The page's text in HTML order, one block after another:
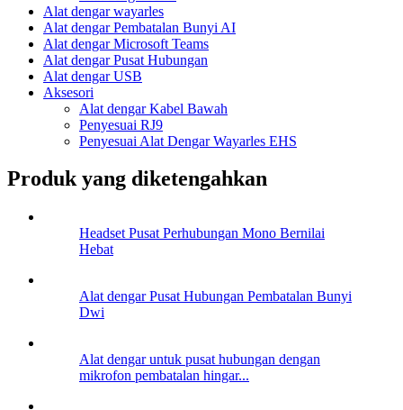
Alat dengar wayarles
Alat dengar Pembatalan Bunyi AI
Alat dengar Microsoft Teams
Alat dengar Pusat Hubungan
Alat dengar USB
Aksesori
Alat dengar Kabel Bawah
Penyesuai RJ9
Penyesuai Alat Dengar Wayarles EHS
Produk yang diketengahkan
Headset Pusat Perhubungan Mono Bernilai
Hebat
Alat dengar Pusat Hubungan Pembatalan Bunyi
Dwi
Alat dengar untuk pusat hubungan dengan
mikrofon pembatalan hingar...